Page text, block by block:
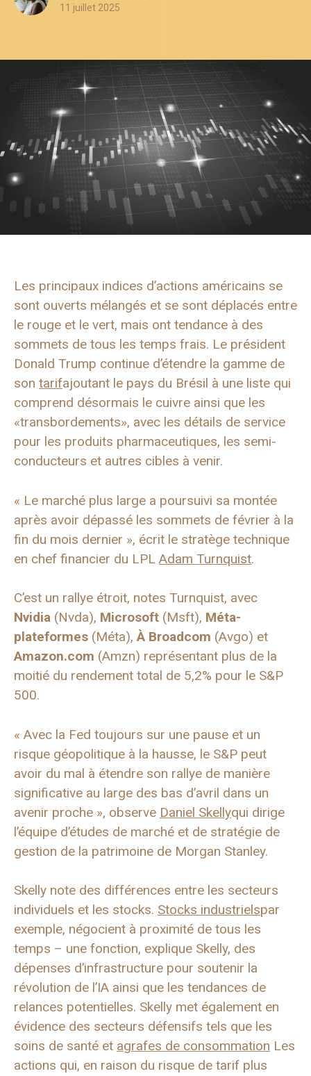
11 juillet 2025
Les principaux indices d’actions américains se
sont ouverts mélangés et se sont déplacés entre
le rouge et le vert, mais ont tendance à des
sommets de tous les temps frais. Le président
Donald Trump continue d’étendre la gamme de
son tarifajoutant le pays du Brésil à une liste qui
comprend désormais le cuivre ainsi que les
«transbordements», avec les détails de service
pour les produits pharmaceutiques, les semi-
conducteurs et autres cibles à venir.
« Le marché plus large a poursuivi sa montée
après avoir dépassé les sommets de février à la
fin du mois dernier », écrit le stratège technique
en chef financier du LPL Adam Turnquist.
C’est un rallye étroit, notes Turnquist, avec
Nvidia (Nvda), Microsoft (Msft), Méta-
plateformes (Méta),À Broadcom (Avgo) et
Amazon.com (Amzn) représentant plus de la
moitié du rendement total de 5,2% pour le S&P
500.
« Avec la Fed toujours sur une pause et un
risque géopolitique à la hausse, le S&P peut
avoir du mal à étendre son rallye de manière
significative au large des bas d’avril dans un
avenir proche », observe Daniel Skellyqui dirige
l’équipe d’études de marché et de stratégie de
gestion de la patrimoine de Morgan Stanley.
Skelly note des différences entre les secteurs
individuels et les stocks. Stocks industrielspar
exemple, négocient à proximité de tous les
temps – une fonction, explique Skelly, des
dépenses d’infrastructure pour soutenir la
révolution de l’IA ainsi que les tendances de
relances potentielles. Skelly met également en
évidence des secteurs défensifs tels que les
soins de santé et agrafes de consommation Les
actions qui, en raison du risque de tarif plus